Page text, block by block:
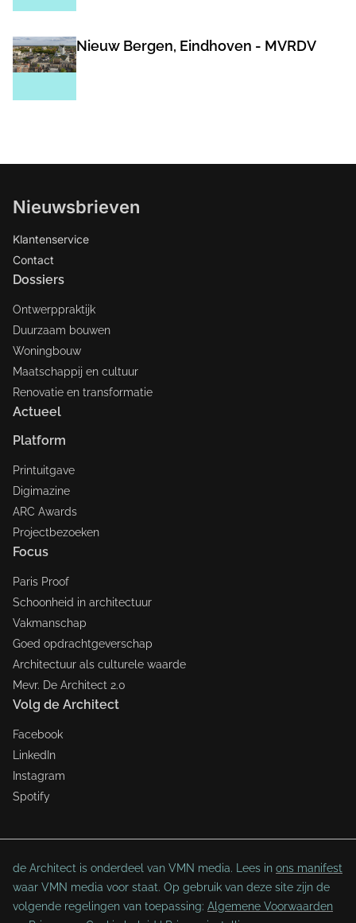
Nieuw Bergen, Eindhoven - MVRDV
Nieuwsbrieven
Klantenservice
Contact
Dossiers
Ontwerppraktijk
Duurzaam bouwen
Woningbouw
Maatschappij en cultuur
Renovatie en transformatie
Actueel
Platform
Printuitgave
Digimazine
ARC Awards
Projectbezoeken
Focus
Paris Proof
Schoonheid in architectuur
Vakmanschap
Goed opdrachtgeverschap
Architectuur als culturele waarde
Mevr. De Architect 2.0
Volg de Architect
Facebook
LinkedIn
Instagram
Spotify
de Architect is onderdeel van VMN media. Lees in ons manifest
waar VMN media voor staat. Op gebruik van deze site zijn de
volgende regelingen van toepassing: Algemene Voorwaarden